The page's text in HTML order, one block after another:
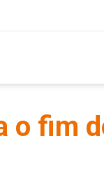
o fim